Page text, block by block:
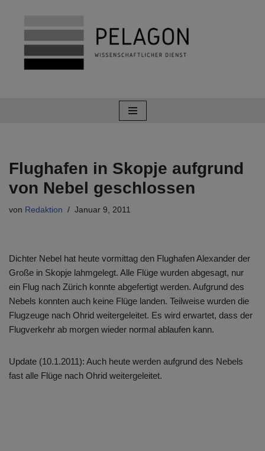
Zum
Inhalt
springen
Flughafen in Skopje aufgrund
von Nebel geschlossen
von Redaktion Januar 9, 2011
Dichter Nebel hat heute vormittag den Flughafen Alexander der
Große in Skopje lahmgelegt. Alle Flüge wurden abgesagt, nur
ein Flug nach Zürich konnte abgefertigt werden. Aufgrund des
Nebels konnten auch keine Flüge landen. Teilweise wurden die
Flugzeuge nach Ohrid weitergeleitet. Es wird erwartet, dass der
Flugverkehr ab morgen wieder normal ablaufen kann.
Update (10.1.2011): Auch heute werden aufgrund des Nebels
fast alle Flüge nach Ohrid weitergeleitet.